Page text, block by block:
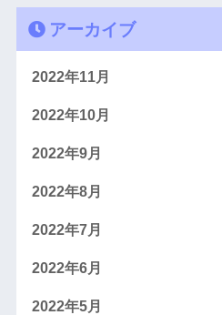
アーカイブ
2022年11月
2022年10月
2022年9月
2022年8月
2022年7月
2022年6月
2022年5月